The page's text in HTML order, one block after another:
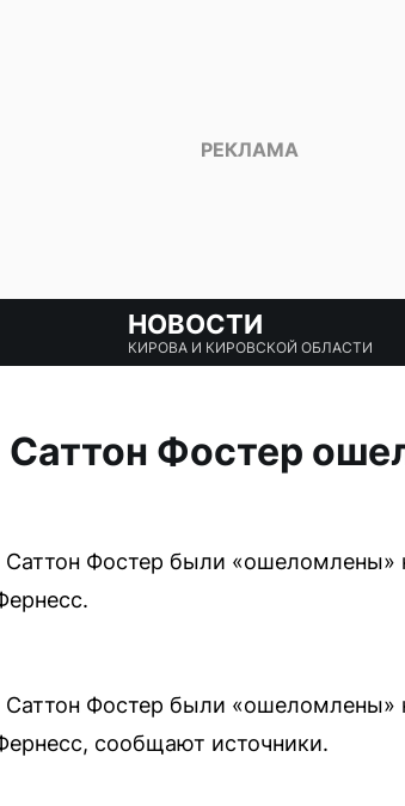
НОВОСТИ
КИРОВА И КИРОВСКОЙ ОБЛАСТИ
Фостер
Фостер были «ошеломлены»
Фостер были «ошеломлены»
сообщают источники.